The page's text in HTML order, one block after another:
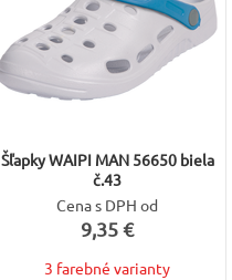
Šľapky WAIPI MAN 56650 biela
č.43
Cena s DPH od
9,35 €
3 farebné varianty